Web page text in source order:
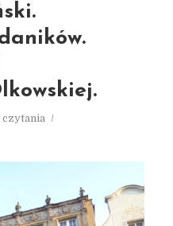
czytania